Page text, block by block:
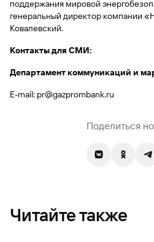
Федеральный
закон №115-
ФЗ
попасться
действующему
Вклады
Брокер-
клиент
Дистанционные
Стать
клиентом
обслуживания
юридических
лиц
для
счета
поддержания мировой
генеральный директор компании
Ковалевский.
Контакты для СМИ:
Департамент коммуникаций и
E-mail: pr@gazprombank.ru
Поделиться
Читайте также